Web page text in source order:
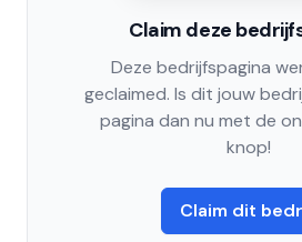
Claim deze
Deze bedrijfspagina
geclaimed. Is dit jouw
pagina dan nu met de
knop!
Claim dit